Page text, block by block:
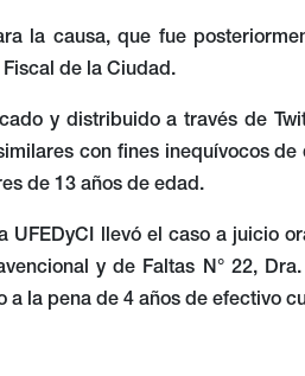
la causa, que fue
de la Ciudad.
y distribuido a través de
con fines inequívocos de
de 13 años de edad.
llevó el caso a juicio
y de Faltas N° 22,
la pena de 4 años de efectivo